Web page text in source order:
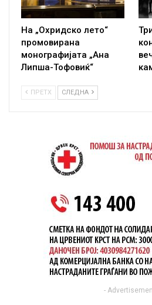
На „Охридско лето“
промовирана
монографијата „Ана
Липша-Тофовиќ“
ПРЕТХ СЛЕДНА
-